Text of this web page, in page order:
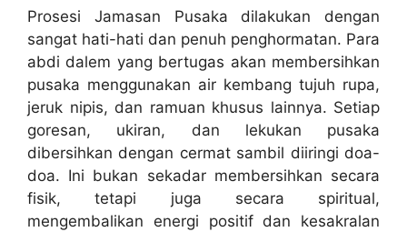
Prosesi Jamasan Pusaka dilakukan dengan
sangat hati-hati dan penuh penghormatan. Para
abdi dalem yang bertugas akan membersihkan
pusaka menggunakan air kembang tujuh rupa,
jeruk nipis, dan ramuan khusus lainnya. Setiap
goresan, ukiran, dan lekukan pusaka
dibersihkan dengan cermat sambil diiringi doa-
doa. Ini bukan sekadar membersihkan secara
fisik, tetapi juga secara spiritual,
mengembalikan energi positif dan kesakralan